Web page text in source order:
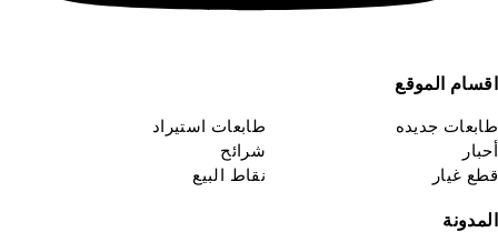
الموقع
جديده
طابعات استيراد
شرائح
غيار
نقاط البيع